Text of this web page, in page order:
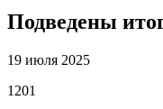
Подведены
19 июля 2025
1201